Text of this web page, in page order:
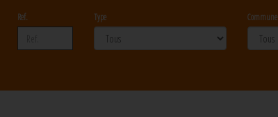
Ref. Type Commune